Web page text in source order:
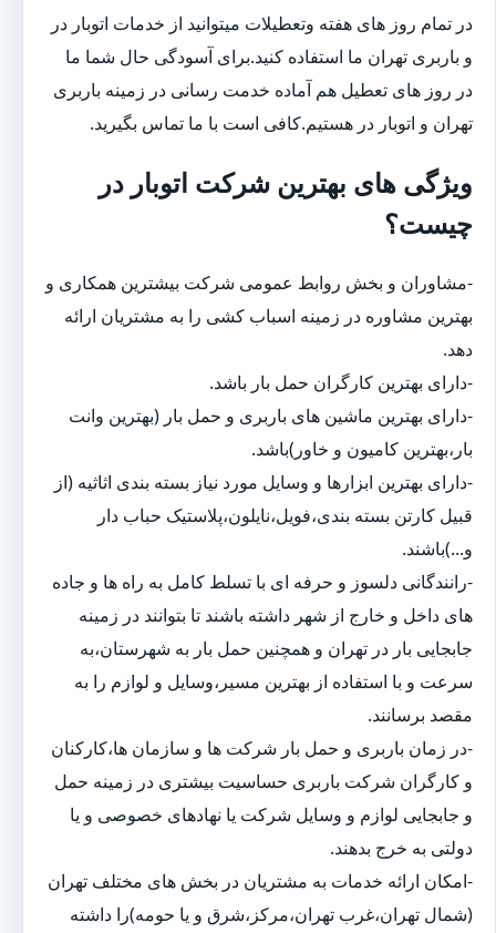
در تمام روز های هفته وتعطیلات میتوانید از خدمات اتوبار در
و باربری تهران ما استفاده کنید.برای آسودگی حال شما ما
در روز های تعطیل هم آماده خدمت رسانی در زمینه باربری
تهران و اتوبار در هستیم.کافی است با ما تماس بگیرید.
ویژگی های بهترین شرکت اتوبار در
چیست؟
-مشاوران و بخش روابط عمومی شرکت بیشترین همکاری و
بهترین مشاوره در زمینه اسباب کشی را به مشتریان ارائه
دهد.
-دارای بهترین کارگران حمل بار باشد.
-دارای بهترین ماشین های باربری و حمل بار (بهترین وانت
بار،بهترین کامیون و خاور)باشد.
-دارای بهترین ابزارها و وسایل مورد نیاز بسته بندی اثاثیه (از
قبیل کارتن بسته بندی،فویل،نایلون،پلاستیک حباب دار
و...)باشند.
-رانندگانی دلسوز و حرفه ای با تسلط کامل به راه ها و جاده
های داخل و خارج از شهر داشته باشند تا بتوانند در زمینه
جابجایی بار در تهران و همچنین حمل بار به شهرستان،به
سرعت و با استفاده از بهترین مسیر،وسایل و لوازم را به
مقصد برسانند.
-در زمان باربری و حمل بار شرکت ها و سازمان ها،کارکنان
و کارگران شرکت باربری حساسیت بیشتری در زمینه حمل
و جابجایی لوازم و وسایل شرکت یا نهادهای خصوصی و یا
دولتی به خرج بدهند.
-امکان ارائه خدمات به مشتریان در بخش های مختلف تهران
(شمال تهران،غرب تهران،مرکز،شرق و یا حومه)را داشته